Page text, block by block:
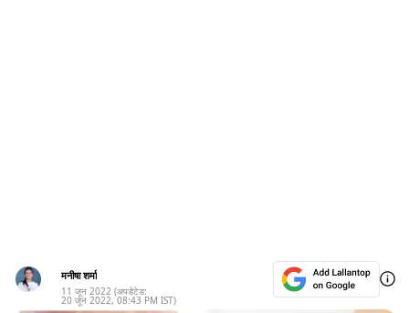
मनीषा शर्मा
11 जून 2022 (अपडेटेड:
20 जून 2022, 08:43 PM IST)